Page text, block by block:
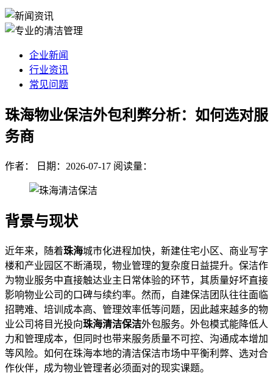
企业新闻
行业资讯
常见问题
珠海物业保洁外包利弊分析：如何选对服
务商
作者： 日期：2026-07-17 阅读量：
背景与现状
近年来，随着珠海城市化进程加快，新建住宅小区、商业写字
楼和产业园区不断涌现，物业管理的复杂度日益提升。保洁作
为物业服务中直接触达业主日常体验的环节，其质量好坏直接
影响物业公司的口碑与续约率。然而，自建保洁团队往往面临
招聘难、培训成本高、管理效率低等问题，因此越来越多的物
业公司将目光投向珠海清洁保洁外包服务。外包模式能降低人
力和管理成本，但同时也带来服务质量不可控、沟通成本增加
等风险。如何在珠海本地的清洁保洁市场中平衡利弊、选对合
作伙伴，成为物业管理者必须面对的现实课题。